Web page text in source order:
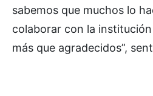
sabemos que muchos lo
colaborar con la
más que agradecidos”,